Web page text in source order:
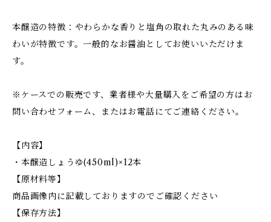
本醸造の特徴：やわらかな香りと塩角の取れた丸みのある味
わいが特徴です。一般的なお醤油としてお使いいただけま
す。
※ケースでの販売です、業者様や大量購入をご希望の方はお
問い合わせフォーム、またはお電話にてご連絡ください。
【内容】
・本醸造しょうゆ(450ml)×12本
【原材料等】
商品画像内に記載しておりますのでご確認ください
【保存方法】